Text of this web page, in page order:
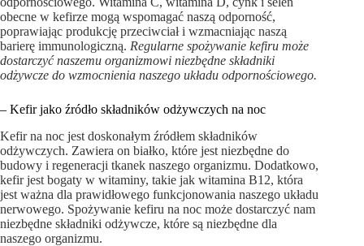
obecne w kefirze mogą wspomagać naszą odporność,
poprawiając produkcję przeciwciał i wzmacniając naszą
barierę immunologiczną. Regularne spożywanie kefiru może
dostarczyć naszemu organizmowi niezbędne składniki
odżywcze do wzmocnienia naszego układu odpornościowego.
– Kefir jako źródło składników odżywczych na noc
Kefir na noc jest doskonałym źródłem składników
odżywczych. Zawiera on białko, które jest niezbędne do
budowy i regeneracji tkanek naszego organizmu. Dodatkowo,
kefir jest bogaty w witaminy, takie jak witamina B12, która
jest ważna dla prawidłowego funkcjonowania naszego układu
nerwowego. Spożywanie kefiru na noc może dostarczyć nam
niezbędne składniki odżywcze, które są niezbędne dla
naszego organizmu.